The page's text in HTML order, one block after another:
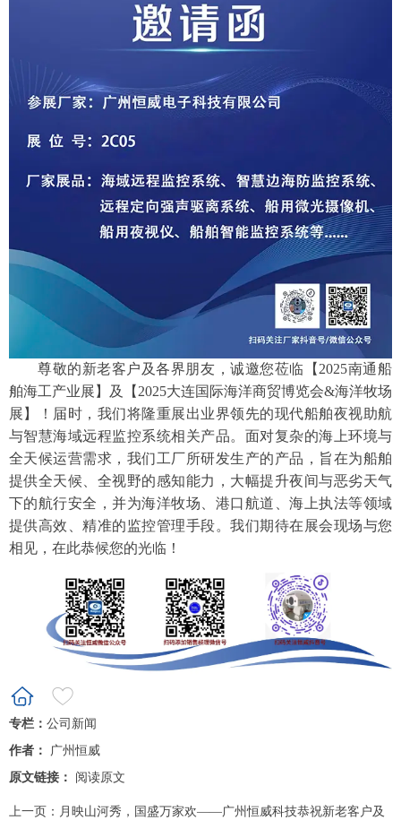
尊敬的新老客户及各界朋友，诚邀您莅临【 2025南通船
舶海工产业展】及【2025大连国际海洋商贸博览会&海洋牧场
展】！届时，我们将隆重展出业界领先的现代船舶夜视助航
与智慧海域远程监控系统相关产品。面对复杂的海上环境与
全天候运营需求，我们工厂所研发生产的产品，旨在为船舶
提供全天候、全视野的感知能力，大幅提升夜间与恶劣天气
下的航行安全，并为海洋牧场、港口航道、海上执法等领域
提供高效、精准的监控管理手段。我们期待在展会现场与您
相见，在此恭候您的光临！
专栏： 公司新闻
作者：
广州恒威
原文链接：
阅读原文
上一页： 月映山河秀，国盛万家欢——广州恒威科技恭祝新老客户及